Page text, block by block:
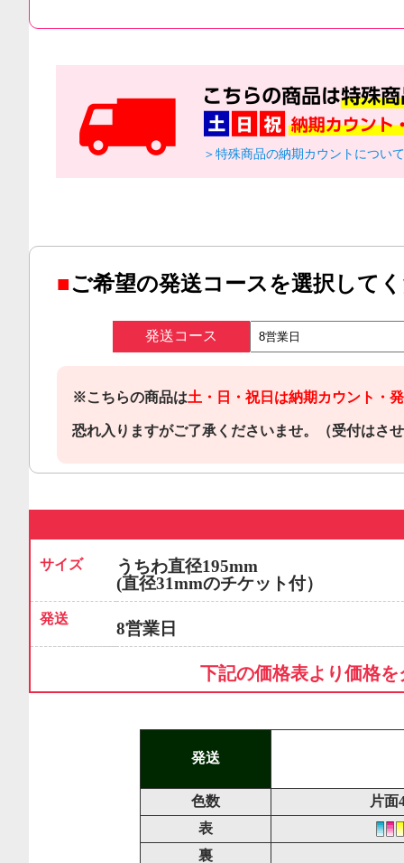
＞特殊商品の納期カウントについ
■ご希望の発送コースを選択して
発送コース
※こちらの商品は土・日・祝日は納期カウント・
恐れ入りますがご了承くださいませ。（受付はさ
サイズ
うちわ直径195mm
(直径31mmのチケット付）
発送
8営業日
下記の価格表より価格
発送
色数
片面
表
裏